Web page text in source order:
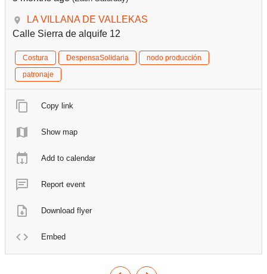
LA VILLANA DE VALLEKAS
Calle Sierra de alquife 12
Costura DespensaSolidaria
nodo producción
patronaje
Copy link
Show map
Add to calendar
Report event
Download flyer
Embed